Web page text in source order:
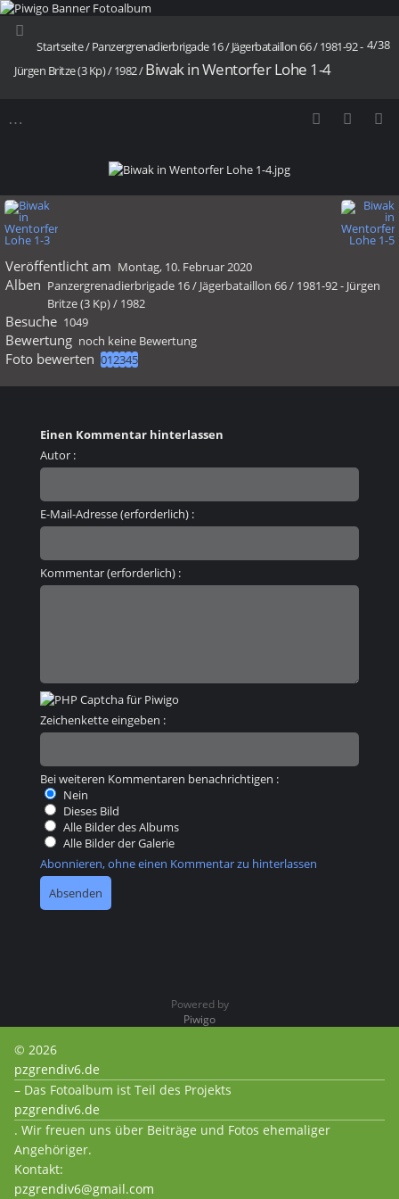
4/38
Startseite/Panzergrenadierbrigade 16/Jägerbataillon 66/1981-92 -
Jürgen Britze (3 Kp)/1982/Biwak in Wentorfer Lohe 1-4
Veröffentlicht am Montag, 10. Februar 2020
Alben Panzergrenadierbrigade 16/ Jägerbataillon 66/ 1981-92 - Jürgen
Britze (3 Kp)/ 1982
Besuche 1049
Bewertung noch keine Bewertung
Foto bewerten
Einen Kommentar hinterlassen
Autor :
E-Mail-Adresse (erforderlich) :
Kommentar (erforderlich) :
Zeichenkette eingeben :
Bei weiteren Kommentaren benachrichtigen :
Nein
Dieses Bild
Alle Bilder des Albums
Alle Bilder der Galerie
Abonnieren, ohne einen Kommentar zu hinterlassen
Powered by
Piwigo
© 2026
pzgrendiv6.de
– Das Fotoalbum ist Teil des Projekts
pzgrendiv6.de
. Wir freuen uns über Beiträge und Fotos ehemaliger
Angehöriger.
Kontakt:
pzgrendiv6@gmail.com